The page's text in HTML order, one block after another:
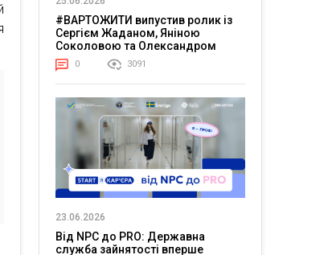
#ВАРТОЖИТИ випустив ролик із
Сергієм Жаданом, Яніною
Соколовою та Олександром
Тереном про життя в постійній
напрузі
0 3091
23.06.2026
Від NPC до PRO: Державна
служба зайнятості вперше